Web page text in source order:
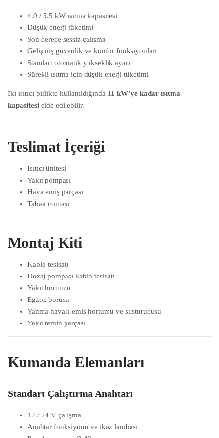
4.0 / 5.5 kW ısıtma kapasitesi
Düşük enerji tüketimi
Son derece sessiz çalışma
Gelişmiş güvenlik ve konfor fonksiyonları
Standart otomatik yükseklik ayarı
Sürekli ısıtma için düşük enerji tüketimi
İki ısıtıcı birlikte kullanıldığında 11 kW’ye kadar ısıtma
kapasitesielde edilebilir.
Teslimat İçeriği
Isıtıcı ünitesi
Yakıt pompası
Hava emiş parçası
Taban contası
Montaj Kiti
Kablo tesisatı
Dozaj pompası kablo tesisatı
Yakıt hortumu
Egzoz borusu
Yanma havası emiş hortumu ve susturucusu
Yakıt temin parçası
Kumanda Elemanları
Standart Çalıştırma Anahtarı
12 / 24 V çalışma
Anahtar fonksiyonu ve ikaz lambası